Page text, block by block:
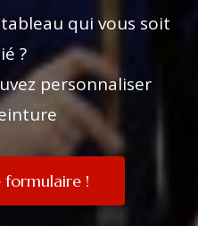
qui vous soit
?
personnaliser
formulaire !